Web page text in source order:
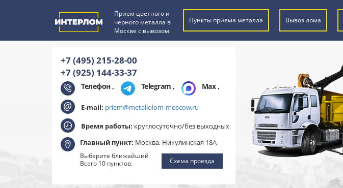
Прием цветного и
чёрного металла в
Москве с вывозом
Пункты приема металла Вывоз лома
+7 (495) 215-28-00
+7 (925) 144-33-37
Телефон , Telegram , Max,
E-mail: priem@metallolom-moscow.ru
Время работы: круглосуточно/без выходных
Главный пункт: Москва, Никулинская 18А
Выберите ближайший
Всего 10 пунктов.
Схема проезда